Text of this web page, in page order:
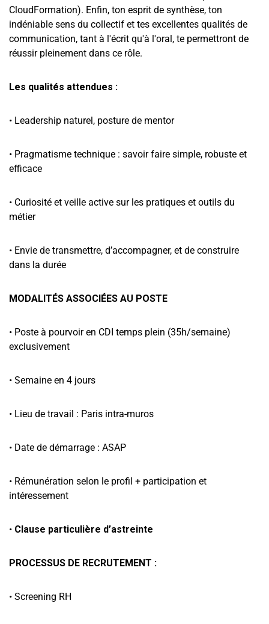
CloudFormation). Enfin, ton esprit de synthèse, ton
indéniable sens du collectif et tes excellentes qualités de
communication, tant à l'écrit qu'à l'oral, te permettront de
réussir pleinement dans ce rôle.
Les qualités attendues :
• Leadership naturel, posture de mentor
• Pragmatisme technique : savoir faire simple, robuste et
efficace
• Curiosité et veille active sur les pratiques et outils du
métier
• Envie de transmettre, d’accompagner, et de construire
dans la durée
MODALITÉS ASSOCIÉES AU POSTE
• Poste à pourvoir en CDI temps plein (35h/semaine)
exclusivement
• Semaine en 4 jours
• Lieu de travail : Paris intra-muros
• Date de démarrage : ASAP
• Rémunération selon le profil + participation et
intéressement
• Clause particulière d’astreinte
PROCESSUS DE RECRUTEMENT :
• Screening RH